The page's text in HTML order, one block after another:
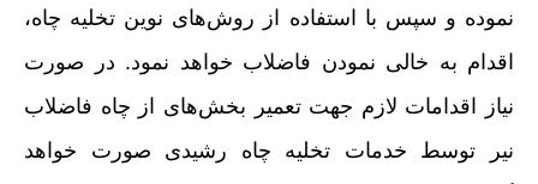
نموده و سپس با استفاده از روش‌های نوین تخلیه چاه،
اقدام به خالی نمودن فاضلاب خواهد نمود. در صورت
نیاز اقدامات لازم جهت تعمیر بخش‌های از چاه فاضلاب
نیر توسط خدمات تخلیه چاه رشیدی صورت خواهد